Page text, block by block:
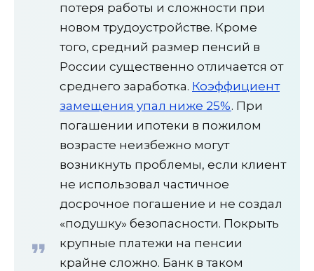
потеря работы и сложности при
новом трудоустройстве. Кроме
того, средний размер пенсий в
России существенно отличается от
среднего заработка. Коэффициент
замещения упал ниже 25%. При
погашении ипотеки в пожилом
возрасте неизбежно могут
возникнуть проблемы, если клиент
не использовал частичное
досрочное погашение и не создал
«подушку» безопасности. Покрыть
крупные платежи на пенсии
крайне сложно. Банк в таком